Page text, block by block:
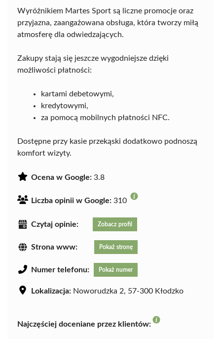
Wyróżnikiem Martes Sport są liczne promocje oraz
przyjazna, zaangażowana obsługa, która tworzy miłą
atmosferę dla odwiedzających.
Zakupy stają się jeszcze wygodniejsze dzięki
możliwości płatności:
kartami debetowymi,
kredytowymi,
za pomocą mobilnych płatności NFC.
Dostępne przy kasie przekąski dodatkowo podnoszą
komfort wizyty.
Ocena w Google: 3.8
Liczba opinii w Google: 310
Czytaj opinie: Zobacz profil
Strona www: Pokaż stronę
Numer telefonu: Pokaż numer
Lokalizacja: Noworudzka 2, 57-300 Kłodzko
Najczęściej doceniane przez klientów: